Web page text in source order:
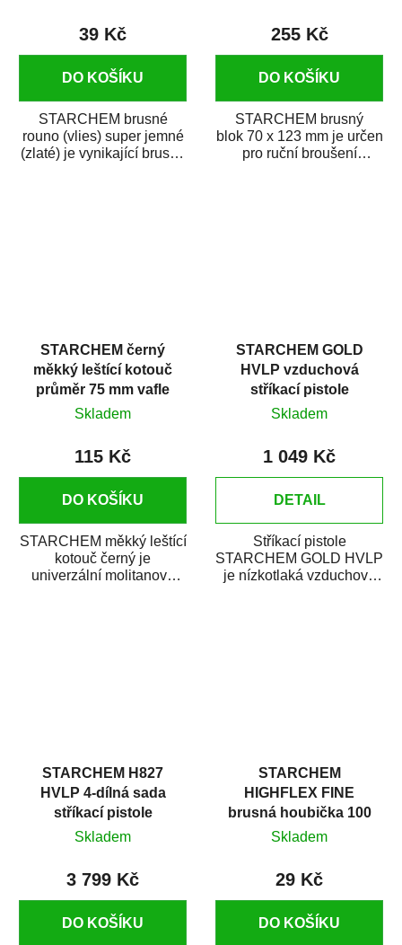
39 Kč
DO KOŠÍKU
STARCHEM brusné
rouno (vlies) super jemné
(zlaté) je vynikající brusný
255 Kč
DO KOŠÍKU
STARCHEM brusný
blok 70 x 123 mm je určen
pro ruční broušení
STARCHEM černý
měkký leštící kotouč
průměr 75 mm vafle
Skladem
115 Kč
DO KOŠÍKU
STARCHEM měkký leštící
kotouč černý je
univerzální molitanový
STARCHEM GOLD
HVLP vzduchová
stříkací pistole
Skladem
1 049 Kč
DETAIL
Stříkací pistole
STARCHEM GOLD HVLP
je nízkotlaká vzduchová
STARCHEM H827
HVLP 4-dílná sada
stříkací pistole
Skladem
3 799 Kč
DO KOŠÍKU
STARCHEM
HIGHFLEX FINE
brusná houbička 100
(jemná)
Skladem
29 Kč
DO KOŠÍKU